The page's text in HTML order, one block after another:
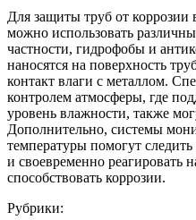
Для защиты труб от коррозии
можно использовать
частности, гидрофобы и
наносятся на поверхность
контакт влаги с металлом.
контролем атмосферы, где
уровень влажности, также
Дополнительно, системы
температуры помогут
и своевременно реагировать
способствовать коррозии.
Рубрики: